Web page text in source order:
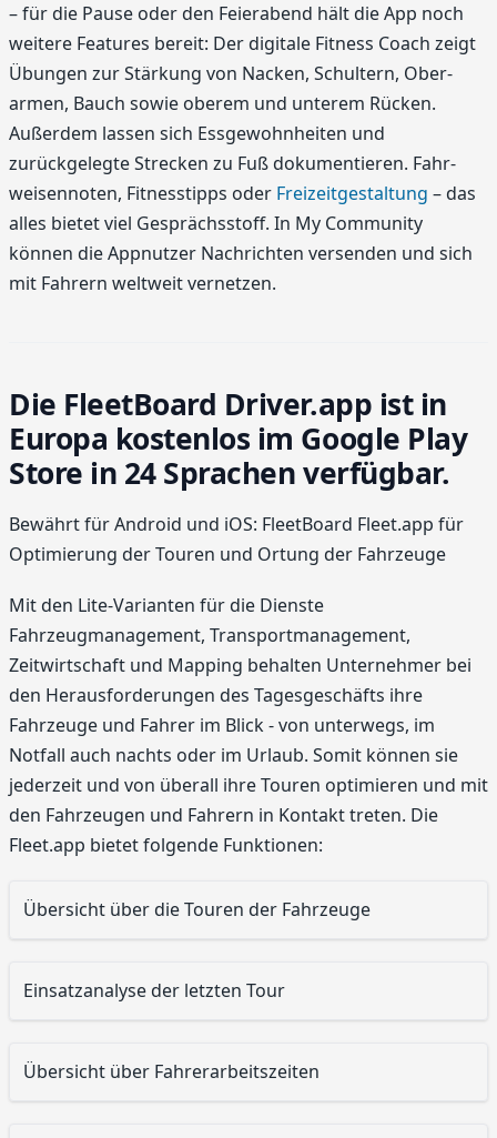
– für die Pause oder den Feierabend hält die App noch
weitere Features bereit: Der digitale Fitness Coach zeigt
Übungen zur Stärkung von Nacken, Schultern, Ober­
armen, Bauch sowie oberem und unterem Rücken.
Außerdem lassen sich Essgewohnheiten und
zurückgelegte Strecken zu Fuß dokumentieren. Fahr­
weisennoten, Fitnesstipps oder Freizeitgestaltung – das
alles bietet viel Gesprächsstoff. In My Community
können die Appnutzer Nachrichten versenden und sich
mit Fahrern weltweit vernetzen.
Die FleetBoard Driver.app ist in
Europa kostenlos im Google Play
Store in 24 Sprachen verfügbar.
Bewährt für Android und iOS: FleetBoard Fleet.app für
Optimierung der Touren und Ortung der Fahrzeuge
Mit den Lite-Varianten für die Dienste
Fahrzeugmanagement, Transport­management,
Zeitwirtschaft und Mapping behalten Unternehmer bei
den Herausforderungen des Tagesgeschäfts ihre
Fahrzeuge und Fahrer im Blick - von unterwegs, im
Notfall auch nachts oder im Urlaub. Somit können sie
jederzeit und von überall ihre Touren optimieren und mit
den Fahrzeugen und Fahrern in Kontakt treten. Die
Fleet.app bietet folgende Funktionen:
Übersicht über die Touren der Fahrzeuge
Einsatzanalyse der letzten Tour
Übersicht über Fahrerarbeitszeiten